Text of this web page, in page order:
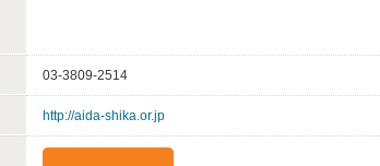
03-3809-2514
http://aida-shika.or.jp